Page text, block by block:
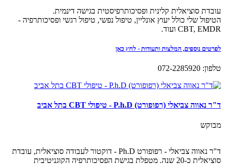
עובדת סוציאלית קלינית ופסיכותרפיסטית בגישה דינמית.
הטיפול שלי כולל יעוץ אונליין, טיפול נפשי, טיפול רגשי ופסיכותרפיה -
CBT, EMDR ועוד.
לפרטים נוספים, המלצות ותעודות - לחץ כאן
טלפון: 072-2285920
ד"ר נאווה צביאלי (רפופורט) P.h.D - טיפולי CBT בתל אביב
מבוקש
ד"ר נאווה צביאלי - רפופורט Ph.D - דוקטור לעבודה סוציאלית, עובדת
סוציאלית כ-20 שנה. מטפלת בגישת הפסיכותרפיה הקוגניטיבית